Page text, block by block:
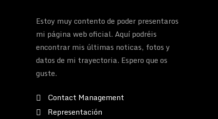
Estoy muy contento de poder presentaros
mi página web oficial. Aquí podréis
encontrar mis últimas noticas, fotos y
datos de mi trayectoria. Espero que os
guste.
Contact Management
Representación